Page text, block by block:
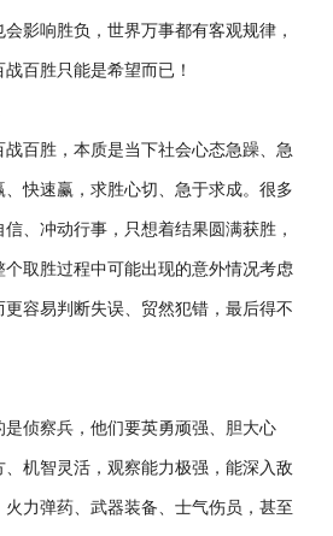
影响胜负，世界万事都有客观规律，
百胜只能是希望而已！
百胜，本质是当下社会心态急躁、急
快速赢，求胜心切、急于求成。很多
、冲动行事，只想着结果圆满获胜，
取胜过程中可能出现的意外情况考虑
容易判断失误、贸然犯错，最后得不
侦察兵，他们要英勇顽强、胆大心
机智灵活，观察能力极强，能深入敌
力弹药、武器装备、士气伤员，甚至